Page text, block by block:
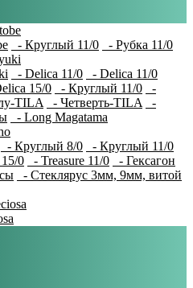
- Круглый 11/0 - Рубка 11/0
- Delica 11/0
- Delica 11/0
15/0 - Круглый 11/0
-
TILA - Четверть-TILA
-
- Long Magatama
- Круглый 8/0
- Круглый 11/0
0
- Treasure 11/0
- Гексагон
- Стеклярус 3мм, 9мм, витой